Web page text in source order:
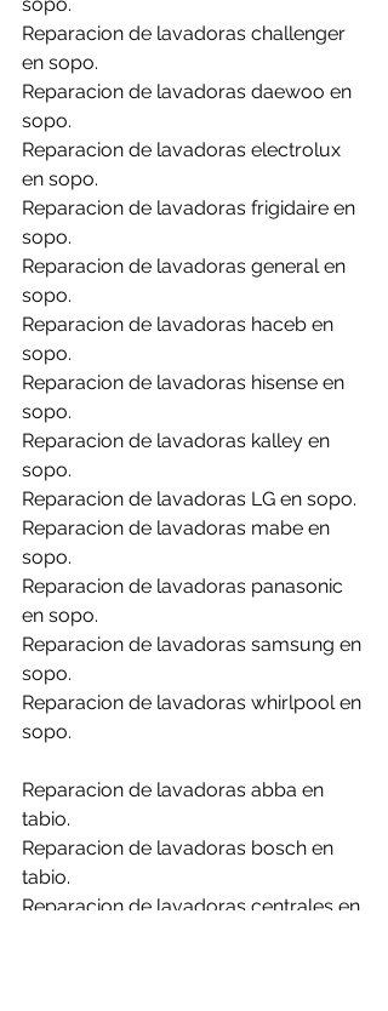
Reparacion de lavadoras challenger
en sopo.
Reparacion de lavadoras daewoo en
sopo.
Reparacion de lavadoras electrolux
en sopo.
Reparacion de lavadoras frigidaire en
sopo.
Reparacion de lavadoras general en
sopo.
Reparacion de lavadoras haceb en
sopo.
Reparacion de lavadoras hisense en
sopo.
Reparacion de lavadoras kalley en
sopo.
Reparacion de lavadoras LG en sopo.
Reparacion de lavadoras mabe en
sopo.
Reparacion de lavadoras panasonic
en sopo.
Reparacion de lavadoras samsung en
sopo.
Reparacion de lavadoras whirlpool en
sopo.
Reparacion de lavadoras abba en
tabio.
Reparacion de lavadoras bosch en
tabio.
Reparacion de lavadoras centrales en